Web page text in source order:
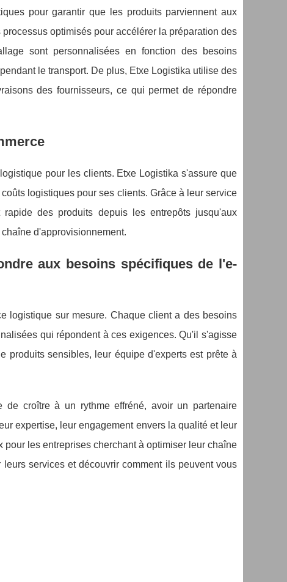
pour garantir que les produits parviennent aux
optimisés pour accélérer la préparation des
sont personnalisées en fonction des besoins
le transport. De plus, Etxe Logistika utilise des
des fournisseurs, ce qui permet de répondre
pour les clients. Etxe Logistika s'assure que
logistiques pour ses clients. Grâce à leur service
des produits depuis les entrepôts jusqu'aux
d'approvisionnement.
aux besoins spécifiques de l'e-
logistique sur mesure. Chaque client a des besoins
qui répondent à ces exigences. Qu'il s'agisse
produits sensibles, leur équipe d'experts est prête à
de croître à un rythme effréné, avoir un partenaire
expertise, leur engagement envers la qualité et leur
les entreprises cherchant à optimiser leur chaîne
services et découvrir comment ils peuvent vous